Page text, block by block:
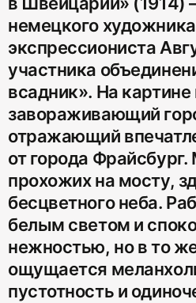
немецкого
экспрессиониста
участника
всадник». На
завораживающий
отражающий
от города
прохожих на мосту,
бесцветного неба.
белым светом и
нежностью, но в то
ощущается
пустотность и